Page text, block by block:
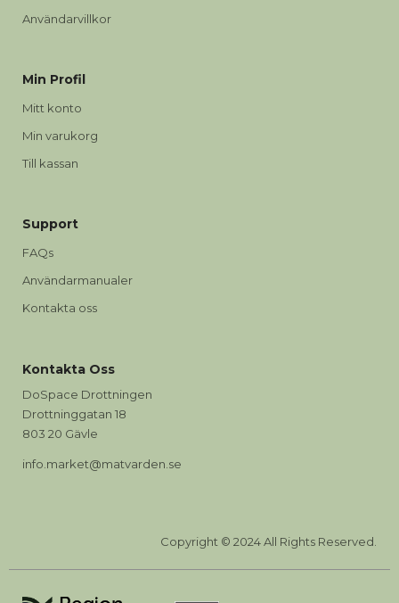
Användarvillkor
Min Profil
Mitt konto
Min varukorg
Till kassan
Support
FAQs
Användarmanualer
Kontakta oss
Kontakta Oss
DoSpace Drottningen
Drottninggatan 18
803 20 Gävle
info.market@matvarden.se
Copyright © 2024 All Rights Reserved.